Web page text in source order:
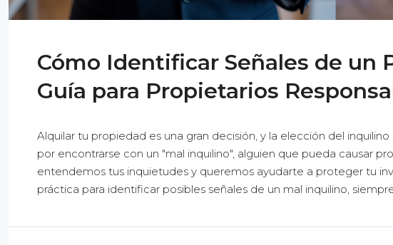
Cómo Identificar Señales de un
Guía para Propietarios
Alquilar tu propiedad es una gran decisión, y la elección del
por encontrarse con un "mal inquilino", alguien que pueda causar
entendemos tus inquietudes y queremos ayudarte a proteger tu
práctica para identificar posibles señales de un mal inquilino,